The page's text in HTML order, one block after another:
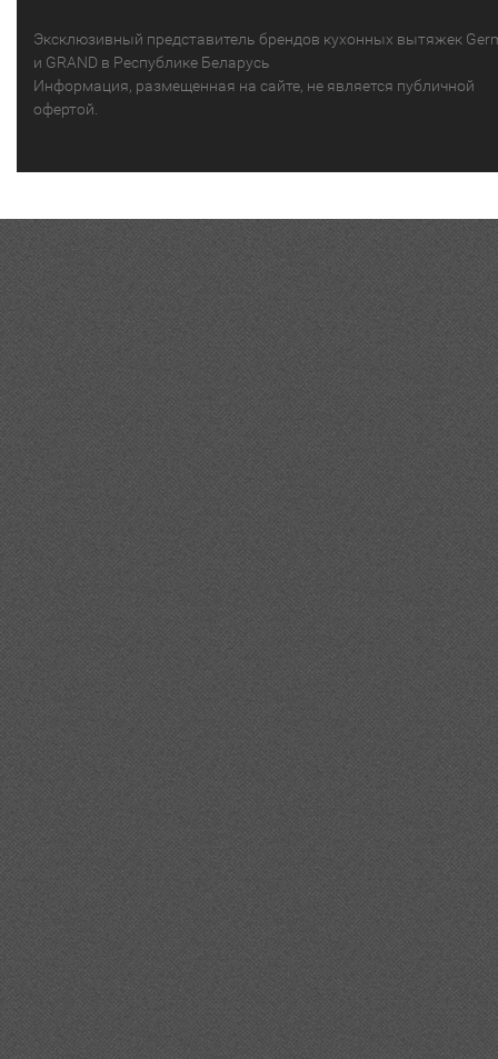
Эксклюзивный представитель брендов кухонных вытяжек
и GRAND в Республике Беларусь
Информация, размещенная на сайте, не является публичной
офертой.